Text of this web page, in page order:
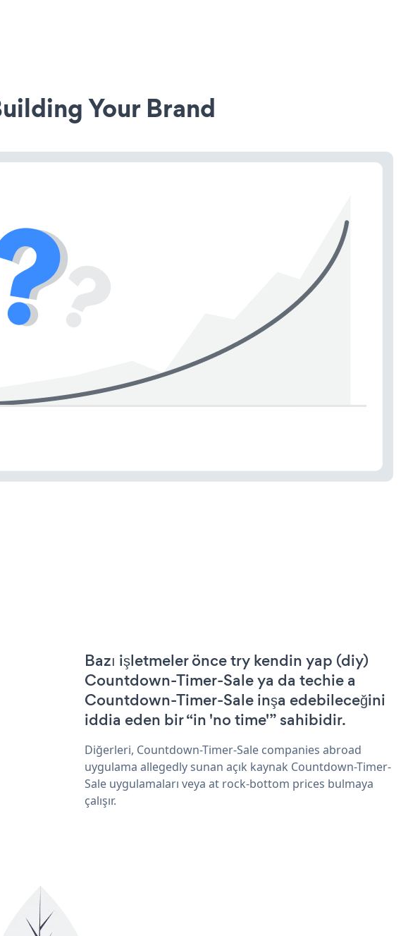
Your Brand
Bazı işletmeler önce try kendin yap (diy)
Countdown-Timer-Sale ya da techie a
Countdown-Timer-Sale inşa edebileceğini
iddia eden bir “in 'no time'” sahibidir.
Diğerleri, Countdown-Timer-Sale companies abroad
uygulama allegedly sunan açık kaynak Countdown-Timer-
Sale uygulamaları veya at rock-bottom prices bulmaya
çalışır.